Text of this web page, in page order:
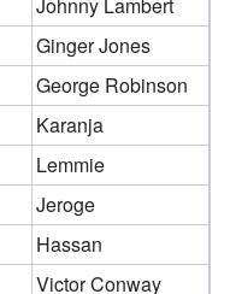
Johnny Lambert
Ginger Jones
George Robinson
Karanja
Lemmie
Jeroge
Hassan
Victor Conway